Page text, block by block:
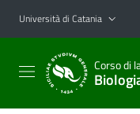
Vai al contenuto
Vai al menu di navigazione
Università di Catania
Corso di